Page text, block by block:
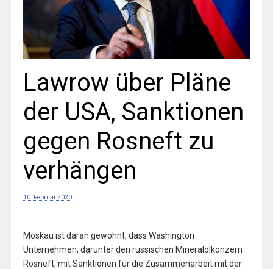
Lawrow über Pläne
der USA, Sanktionen
gegen Rosneft zu
verhängen
10. Februar 2020
Moskau ist daran gewöhnt, dass Washington
Unternehmen, darunter den russischen Mineralölkonzern
Rosneft, mit Sanktionen für die Zusammenarbeit mit der